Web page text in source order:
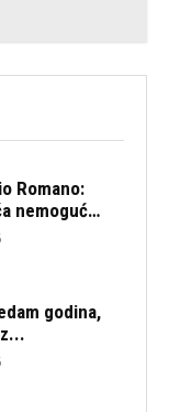
Romano:
nemoguć…
godina,